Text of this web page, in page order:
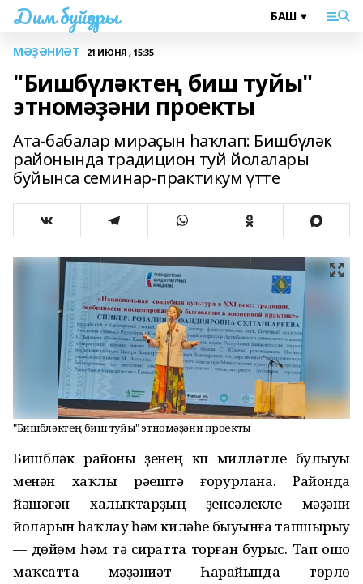
Дим буйҙары
МӘҘӘНИӘТ 21 ИЮНЯ , 15:35
"Бишбүләктең биш туйы"
этномәҙәни проекты
Ата-бабалар мираҫын һаҡлап: Бишбүләк
районында традицион туй йолалары
буйынса семинар-практикум үтте
"Бишбүләктең биш туйы" этномәҙәни проекты
Бишбүләк районы үҙенең күп милләтле булыуы
менән хаҡлы рәүештә ғорурлана. Районда
йәшәгән халыҡтарҙың үҙенсәлекле мәҙәни
йоларын һаҡлау һәм киләһе быуынға тапшырыу
— дөйөм һәм тәү сиратта торған бурыс. Тап ошо
маҡсатта мәҙәниәт Һарайында төрлө